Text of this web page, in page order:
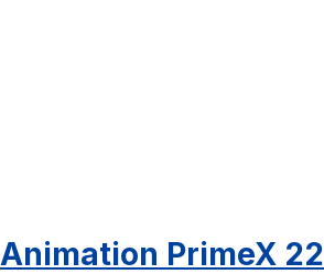
Animation PrimeX